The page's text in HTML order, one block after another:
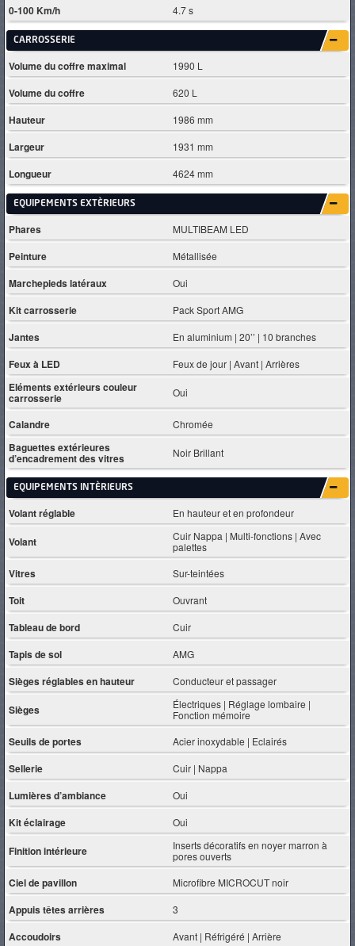
0-100 Km/h 4.7 s
CARROSSERIE
Volume du coffre maximal 1990 L
Volume du coffre 620 L
Hauteur 1986 mm
Largeur 1931 mm
Longueur 4624 mm
EQUIPEMENTS EXTÈRIEURS
Phares MULTIBEAM LED
Peinture Métallisée
Marchepieds latéraux Oui
Kit carrosserie Pack Sport AMG
Jantes En aluminium | 20’’ | 10 branches
Feux à LED Feux de jour | Avant | Arrières
Eléments extérieurs couleur
carrosserie Oui
Calandre Chromée
Baguettes extérieures
d’encadrement des vitres Noir Brillant
EQUIPEMENTS INTÈRIEURS
Volant réglable En hauteur et en profondeur
Volant
Cuir Nappa | Multi-fonctions | Avec
palettes
Vitres Sur-teintées
Toit Ouvrant
Tableau de bord Cuir
Tapis de sol AMG
Sièges réglables en hauteur Conducteur et passager
Sièges
Électriques | Réglage lombaire |
Fonction mémoire
Seuils de portes Acier inoxydable | Eclairés
Sellerie Cuir | Nappa
Lumières d’ambiance Oui
Kit éclairage Oui
Finition intérieure
Inserts décoratifs en noyer marron à
pores ouverts
Ciel de pavillon Microfibre MICROCUT noir
Appuis têtes arrières 3
Accoudoirs Avant | Réfrigéré | Arrière